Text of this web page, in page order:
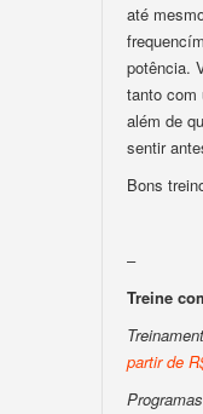
até
potência.
tanto com
além de
sentir
Bons
–
Treine
partir de